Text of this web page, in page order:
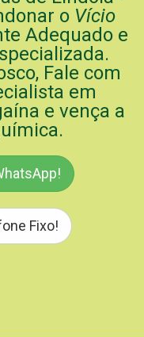
o Vício
Adequado e
Fale com
em
e vença a
Fixo!